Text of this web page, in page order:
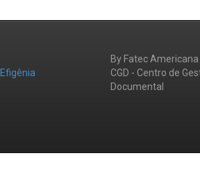
By Fatec Americana
CGD - Centro de
Documental